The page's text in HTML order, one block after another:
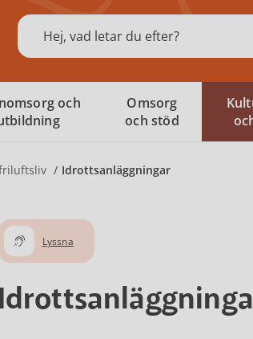
Sök
och
Omsorg
och stöd
Idrottsanläggningar
Lyssna